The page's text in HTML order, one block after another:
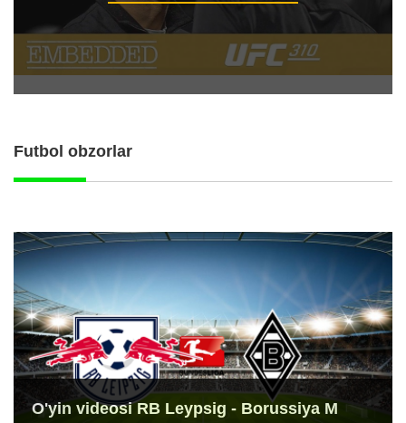
Futbol obzorlar
O'yin videosi RB Leypsig - Borussiya M